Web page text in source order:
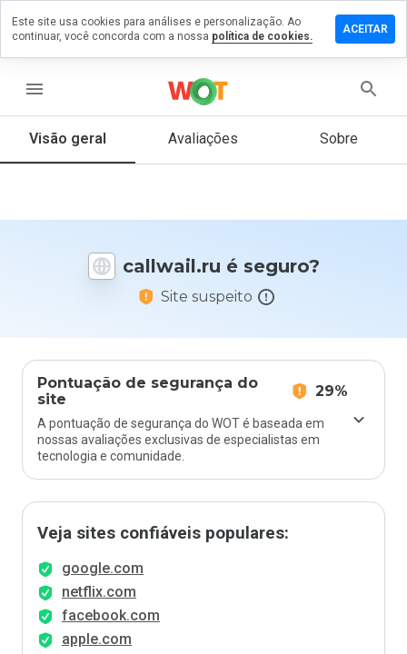
menu
Visão geral Avaliações Sobre
callwail.ru é seguro?
Site suspeito
Pontuação de segurança do
site
29%
A pontuação de segurança do WOT é baseada em
nossas avaliações exclusivas de especialistas em
tecnologia e comunidade.
Veja sites confiáveis populares:
google.com
netflix.com
facebook.com
apple.com
um
que
Este site usa cookies para análises e personalização. Ao
continuar, você concorda com a nossa política de cookies.
ACEITAR